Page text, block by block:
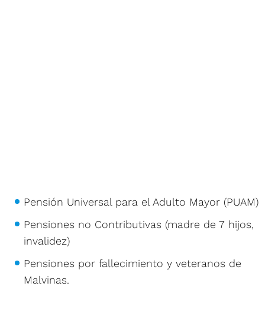
Pensión Universal para el Adulto Mayor (PUAM)
Pensiones no Contributivas (madre de 7 hijos,
invalidez)
Pensiones por fallecimiento y veteranos de
Malvinas.